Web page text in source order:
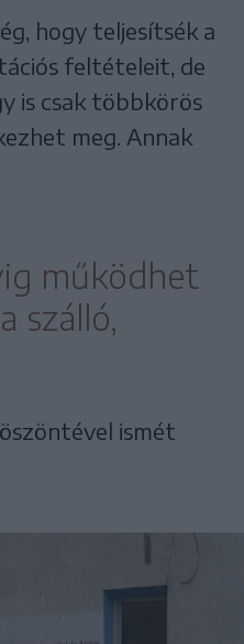
hogy teljesítsék a
feltételeit, de
is csak többkörös
meg. Annak
működhet
szálló,
ismét